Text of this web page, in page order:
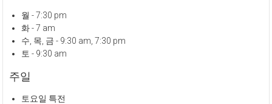
월 - 7:30 pm
화 - 7 am
수, 목, 금 - 9:30 am, 7:30 pm
토 - 9:30 am
주일
토요일 특전